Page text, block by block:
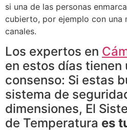
si una de las personas
cubierto, por ejemplo con una
canales.
Los expertos en
en estos días tienen
consenso: Si estas
sistema de
dimensiones, El
de Temperatura es